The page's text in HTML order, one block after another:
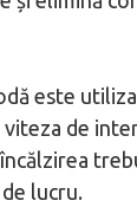
este
viteza de
lucru.